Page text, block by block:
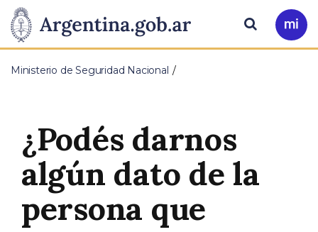
Presidencia
de
Nación
Pasar al contenido principal
Ir
a
Buscar
Ministerio de Seguridad Nacional
¿Podés darnos
algún dato de la
persona que